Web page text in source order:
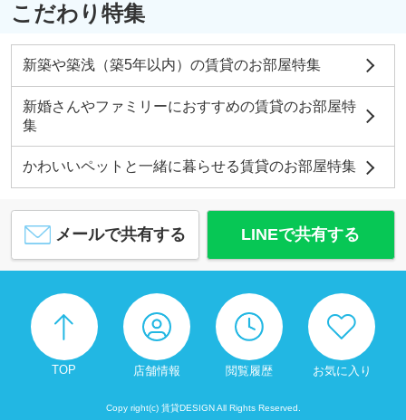
こだわり特集
新築や築浅（築5年以内）の賃貸のお部屋特集
新婚さんやファミリーにおすすめの賃貸のお部屋特
集
かわいいペットと一緒に暮らせる賃貸のお部屋特集
メールで共有する LINEで共有する
TOP 店舗情報 閲覧履歴 お気に入り
Copy right(c) 賃貸DESIGN All Rights Reserved.